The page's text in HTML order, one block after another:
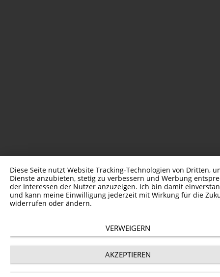
Diese Seite nutzt Website Tracking-Technologien von Dritten,
Dienste anzubieten, stetig zu verbessern und Werbung
der Interessen der Nutzer anzuzeigen. Ich bin damit
und kann meine Einwilligung jederzeit mit Wirkung für die
widerrufen oder ändern.
VERWEIGERN
AKZEPTIEREN